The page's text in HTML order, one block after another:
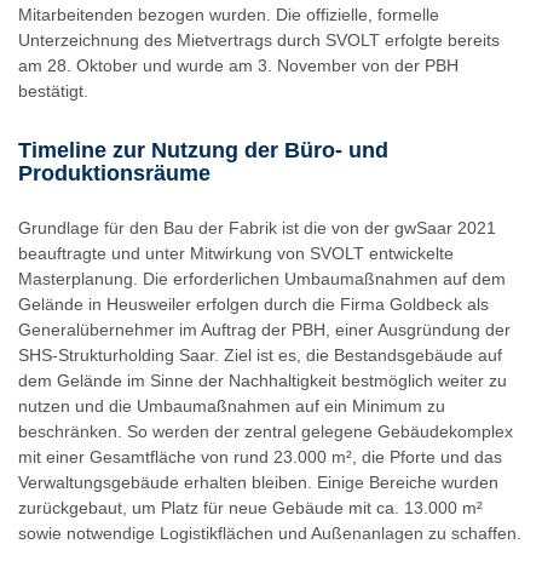
Mitarbeitenden bezogen wurden. Die offizielle, formelle
Unterzeichnung des Mietvertrags durch SVOLT erfolgte bereits
am 28. Oktober und wurde am 3. November von der PBH
bestätigt.
Timeline zur Nutzung der Büro- und
Produktionsräume
Grundlage für den Bau der Fabrik ist die von der gwSaar 2021
beauftragte und unter Mitwirkung von SVOLT entwickelte
Masterplanung. Die erforderlichen Umbaumaßnahmen auf dem
Gelände in Heusweiler erfolgen durch die Firma Goldbeck als
Generalübernehmer im Auftrag der PBH, einer Ausgründung der
SHS-Strukturholding Saar. Ziel ist es, die Bestandsgebäude auf
dem Gelände im Sinne der Nachhaltigkeit bestmöglich weiter zu
nutzen und die Umbaumaßnahmen auf ein Minimum zu
beschränken. So werden der zentral gelegene Gebäudekomplex
mit einer Gesamtfläche von rund 23.000 m², die Pforte und das
Verwaltungsgebäude erhalten bleiben. Einige Bereiche wurden
zurückgebaut, um Platz für neue Gebäude mit ca. 13.000 m²
sowie notwendige Logistikflächen und Außenanlagen zu schaffen.